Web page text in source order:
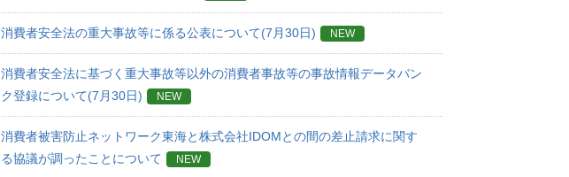
消費者安全法の重大事故等に係る公表について(7月30日) NEW
消費者安全法に基づく重大事故等以外の消費者事故等の事故情報データバン
ク登録について(7月30日)
NEW
消費者被害防止ネットワーク東海と株式会社IDOMとの間の差止請求に関す
る協議が調ったことについて
NEW